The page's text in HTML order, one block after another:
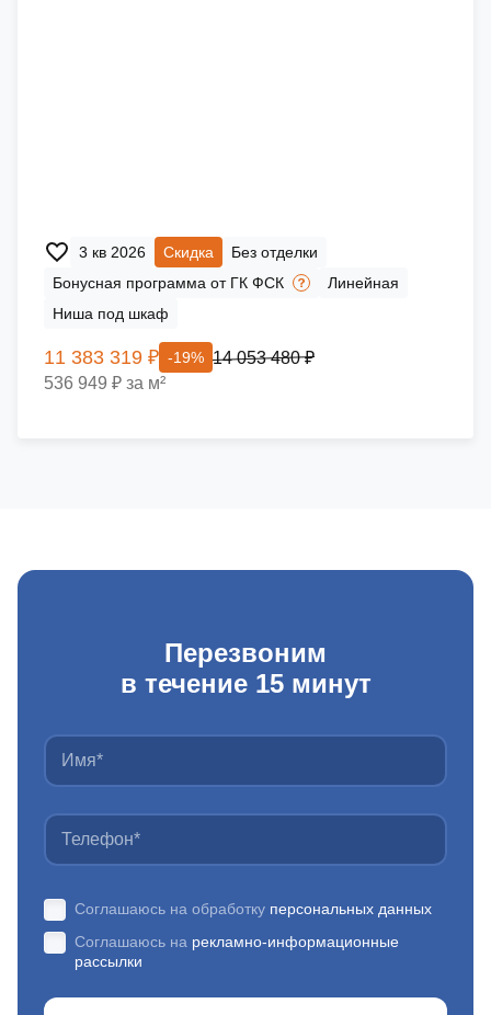
3 кв 2026 Скидка
Без отделки
Бонусная программа от ГК ФСК
Линейная
Ниша под шкаф
11 383 319 ₽ -19% 14 053 480 ₽
536 949 ₽ за м²
Перезвоним
в течение 15 минут
Соглашаюсь на обработку персональных данных
Соглашаюсь на рекламно-информационные
рассылки